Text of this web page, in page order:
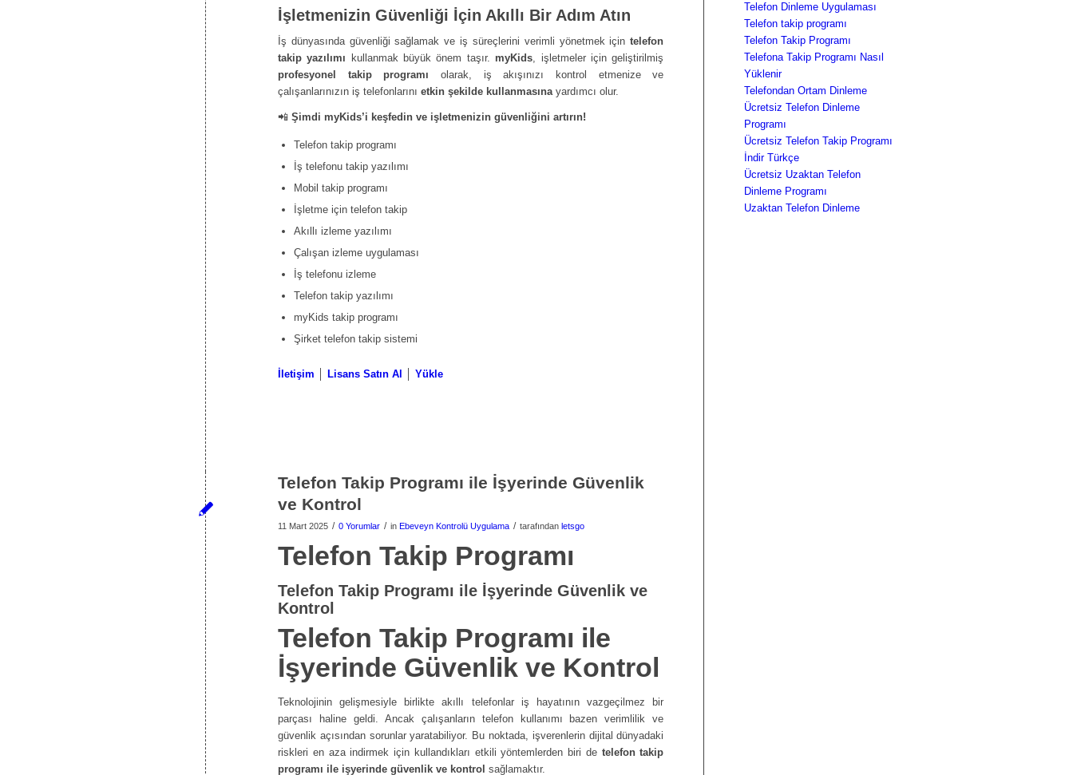
İşletmenizin Güvenliği İçin Akıllı Bir Adım Atın
İş dünyasında güvenliği sağlamak ve iş süreçlerini verimli yönetmek içintelefon
takip yazılımı kullanmak büyük önem taşır. myKids, işletmeler için geliştirilmiş
profesyonel takip programı olarak, iş akışınızı kontrol etmenize ve
çalışanlarınızın iş telefonlarını etkin şekilde kullanmasınayardımcı olur.
📲 Şimdi myKids’i keşfedin ve işletmenizin güvenliğini artırın!
Telefon takip programı
İş telefonu takip yazılımı
Mobil takip programı
İşletme için telefon takip
Akıllı izleme yazılımı
Çalışan izleme uygulaması
İş telefonu izleme
Telefon takip yazılımı
myKids takip programı
Şirket telefon takip sistemi
İletişim Lisans Satın Al Yükle
Telefon Takip Programı ile İşyerinde Güvenlik
ve Kontrol
11 Mart 2025 / 0 Yorumlar / in Ebeveyn Kontrolü Uygulama / tarafından letsgo
Telefon Takip Programı
Telefon Takip Programı ile İşyerinde Güvenlik ve
Kontrol
Telefon Takip Programı ile
İşyerinde Güvenlik ve Kontrol
Teknolojinin gelişmesiyle birlikte akıllı telefonlar iş hayatının vazgeçilmez bir
parçası haline geldi. Ancak çalışanların telefon kullanımı bazen verimlilik ve
güvenlik açısından sorunlar yaratabiliyor. Bu noktada, işverenlerin dijital dünyadaki
riskleri en aza indirmek için kullandıkları etkili yöntemlerden biri de telefon takip
programı ile işyerinde güvenlik ve kontrol sağlamaktır.
Telefon Dinleme Uygulaması
Telefon takip programı
Telefon Takip Programı
Telefona Takip Programı Nasıl
Yüklenir
Telefondan Ortam Dinleme
Ücretsiz Telefon Dinleme
Programı
Ücretsiz Telefon Takip Programı
İndir Türkçe
Ücretsiz Uzaktan Telefon
Dinleme Programı
Uzaktan Telefon Dinleme